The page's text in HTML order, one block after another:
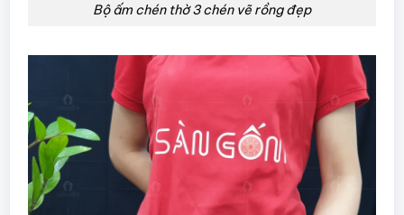
Bộ ấm chén thờ 3 chén vẽ rồng đẹp